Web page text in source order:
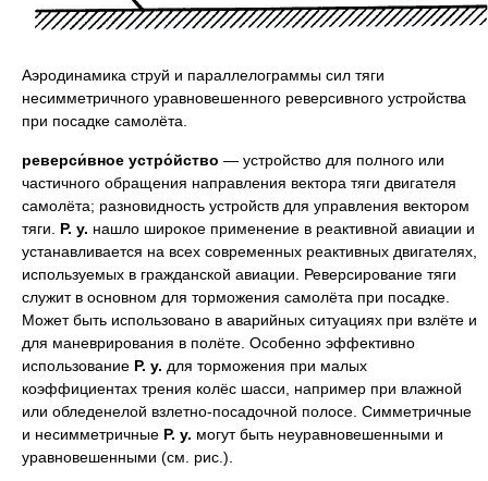
Аэродинамика струй и параллелограммы сил тяги
несимметричного уравновешенного реверсивного устройства
при посадке самолёта.
реверси́вное устро́йство — устройство для полного или
частичного обращения направления вектора тяги двигателя
самолёта; разновидность устройств для управления вектором
тяги. Р. у. нашло широкое применение в реактивной авиации и
устанавливается на всех современных реактивных двигателях,
используемых в гражданской авиации. Реверсирование тяги
служит в основном для торможения самолёта при посадке.
Может быть использовано в аварийных ситуациях при взлёте и
для маневрирования в полёте. Особенно эффективно
использование Р. у. для торможения при малых
коэффициентах трения колёс шасси, например при влажной
или обледенелой взлетно-посадочной полосе. Симметричные
и несимметричные Р. у. могут быть неуравновешенными и
уравновешенными (см. рис.).